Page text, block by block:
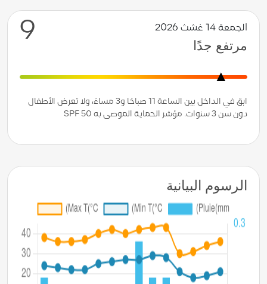
الجمعة 14 غشث 2026
مرتفع جدًا
9
ابق في الداخل بين الساعة 11 صباحًا و3 مساءً، ولا تعرض الأطفال
دون سن 3 سنوات. مؤشر الحماية الموصى به SPF 50
الرسوم البيانية